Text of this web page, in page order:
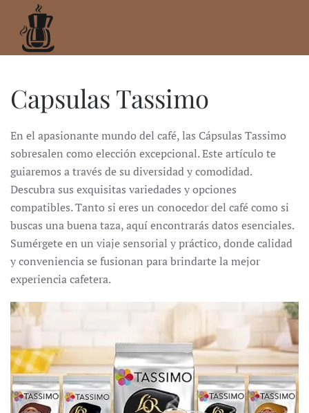
Ir
al
Capsulas Tassimo
En el apasionante mundo del café, las Cápsulas Tassimo
sobresalen como elección excepcional.Este artículo te
guiaremos a través de su diversidad y comodidad.
Descubra sus exquisitas variedades y opciones
compatibles.Tanto si eres un conocedor del café como si
buscas una buena taza, aquí encontrarás datos esenciales.
Sumérgete en un viaje sensorial y práctico, donde calidad
y conveniencia se fusionan para brindarte la mejor
experiencia cafetera.